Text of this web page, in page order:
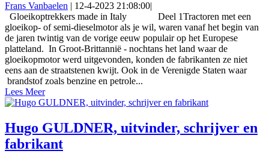
Frans Vanbaelen | 12-4-2023 21:08:00|
Gloeikoptrekkers made in Italy Deel 1Tractoren met een
gloeikop- of semi-dieselmotor als je wil, waren vanaf het begin van
de jaren twintig van de vorige eeuw populair op het Europese
platteland. In Groot-Brittannië - nochtans het land waar de
gloeikopmotor werd uitgevonden, konden de fabrikanten ze niet
eens aan de straatstenen kwijt. Ook in de Verenigde Staten waar
brandstof zoals benzine en petrole...
Lees Meer
Hugo GULDNER, uitvinder, schrijver en
fabrikant